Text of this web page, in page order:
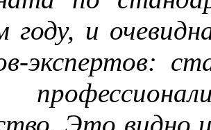
году, и
экспертов: